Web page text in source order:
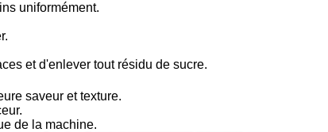
uniformément.
et d'enlever tout résidu de sucre.
saveur et texture.
de la machine.